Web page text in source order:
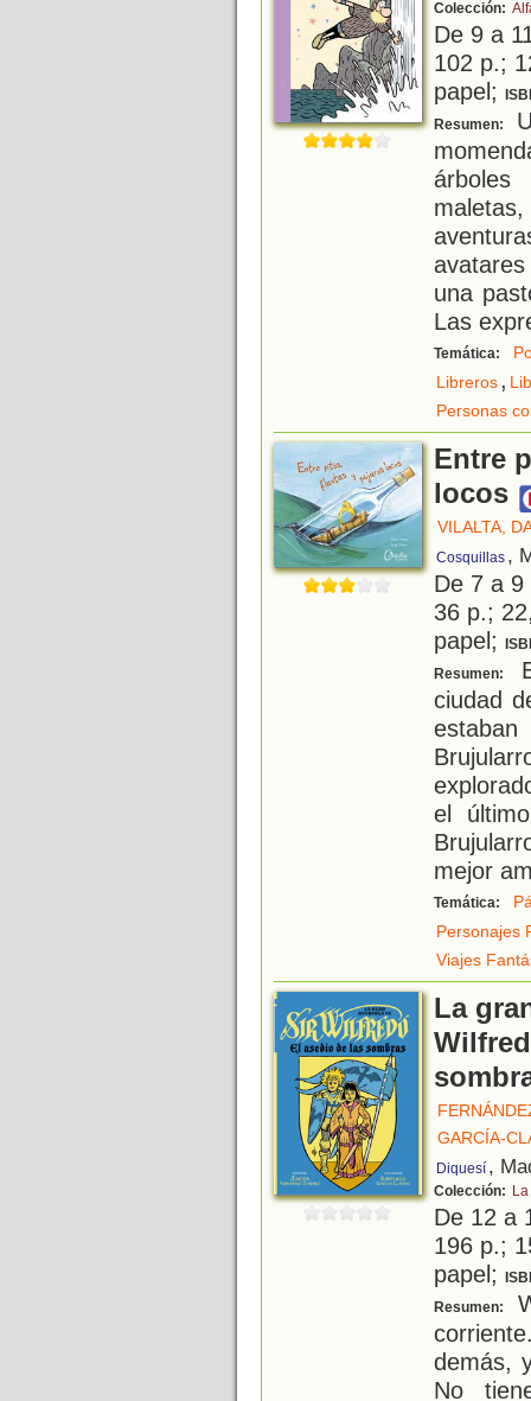
Colección:
De 9 a
102 p.;
papel;
Resumen:
una
Las
Temática:
Libreros,
Personas
Entre
locos
VILALTA,
Cosquillas ,
De 7 a
36 p.;
papel;
Resumen:
ciudad
el
mejor
Temática:
Personajes
Viajes
La
GARCÍA-
Diquesí ,
Colección:
De 12 a
196 p.;
papel;
Resumen:
demás,
No